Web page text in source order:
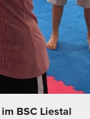
BSC Liestal